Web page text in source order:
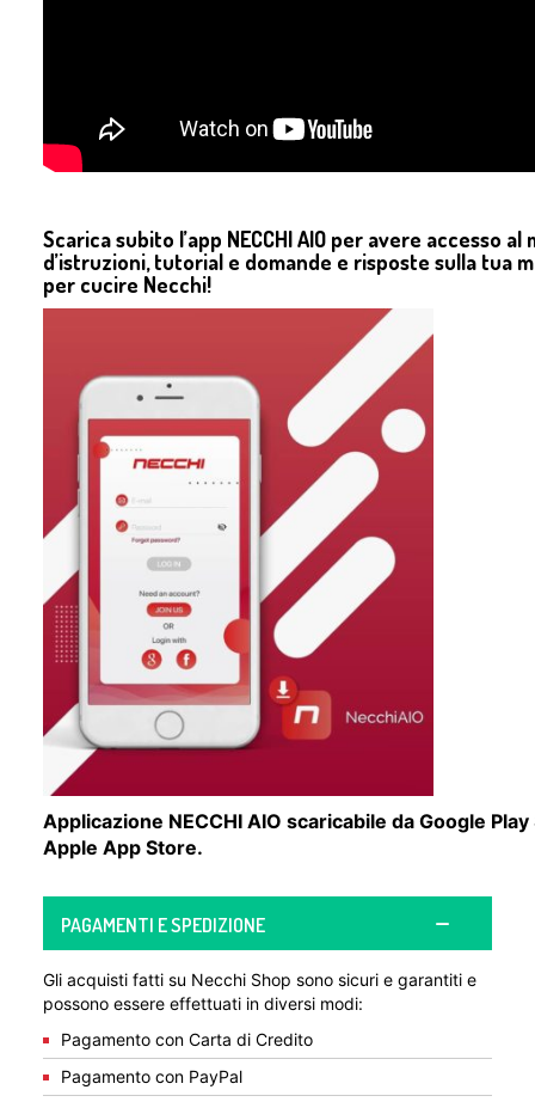
Scarica subito l’app NECCHI AIO per avere accesso al
d’istruzioni, tutorial e domande e risposte sulla tua
per cucire Necchi!
Applicazione NECCHI AIO scaricabile da Google
Apple App Store.
PAGAMENTI E SPEDIZIONE
Gli acquisti fatti su Necchi Shop sono sicuri e garantiti e
possono essere effettuati in diversi modi:
Pagamento con Carta di Credito
Pagamento con PayPal